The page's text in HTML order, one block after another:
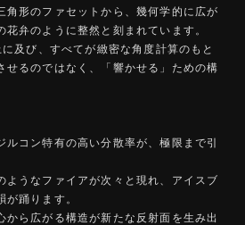
角形のファセットから、幾何学的に広が
弁のように整然と刻まれています。
及び、すべてが緻密な角度計算のもと
せるのではなく、「響かせる」ための構
ルコン特有の高い分散率が、極限まで引
ようなファイアが次々と現れ、アイスブ
踊ります。
から広がる構造が新たな反射面を生み出